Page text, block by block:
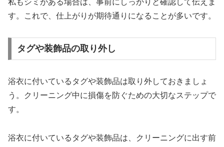
す。これで、仕上がりが期待通りになることが多いです。
タグや装飾品の取り外し
浴衣に付いているタグや装飾品は取り外しておきましょ
う。クリーニング中に損傷を防ぐための大切なステップで
す。
浴衣に付いているタグや装飾品は、クリーニングに出す前